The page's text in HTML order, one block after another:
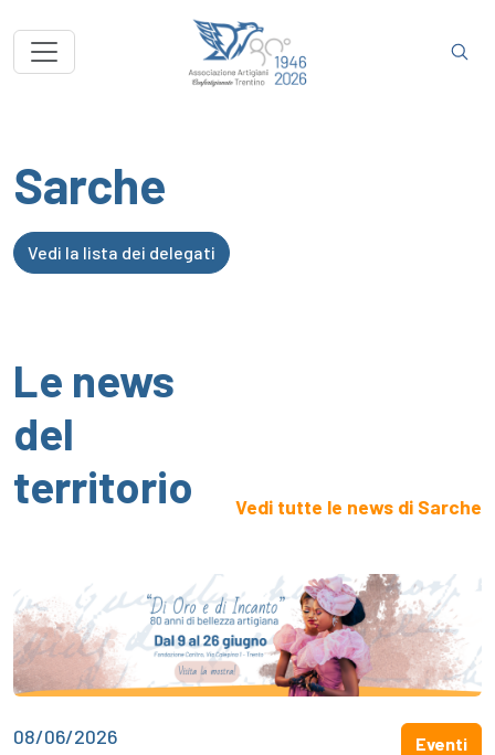
Sarche
Vedi la lista dei delegati
Le news
del
territorio
Vedi tutte le news di Sarche
08/06/2026 Eventi